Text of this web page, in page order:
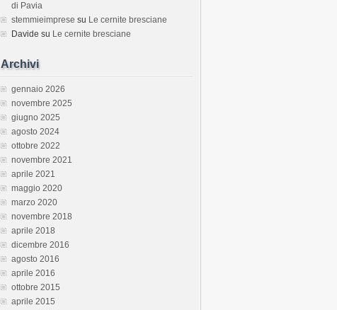
di Pavia
stemmieimprese su Le cernite bresciane
Davide su Le cernite bresciane
Archivi
gennaio 2026
novembre 2025
giugno 2025
agosto 2024
ottobre 2022
novembre 2021
aprile 2021
maggio 2020
marzo 2020
novembre 2018
aprile 2018
dicembre 2016
agosto 2016
aprile 2016
ottobre 2015
aprile 2015